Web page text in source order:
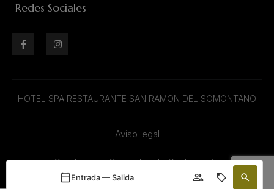
Redes Sociales
HOTEL SPA RESTAURANTE SAN RAMON DEL SOMONTANO
Aviso legal
Condiciones Generales de Contratación
Entrada — Salida